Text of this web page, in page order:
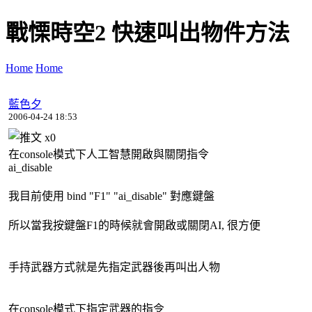
戰慄時空2 快速叫出物件方法
Home Home
藍色夕
2006-04-24 18:53
x0
在console模式下人工智慧開啟與關閉指令
ai_disable
我目前使用 bind "F1" "ai_disable" 對應鍵盤
所以當我按鍵盤F1的時候就會開啟或關閉AI, 很方便
手持武器方式就是先指定武器後再叫出人物
在console模式下指定武器的指令